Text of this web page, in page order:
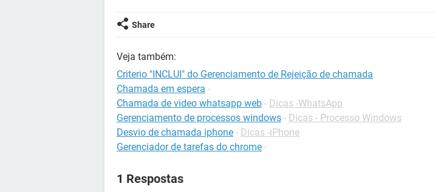
Share
Veja também:
Criterio "INCLUI" do Gerenciamento de Rejeição de chamada
Chamada em espera -
Chamada de video whatsapp web - Dicas -WhatsApp
Gerenciamento de processos windows - Dicas - Processo Windows
Desvio de chamada iphone - Dicas -iPhone
Gerenciador de tarefas do chrome -
1 Respostas